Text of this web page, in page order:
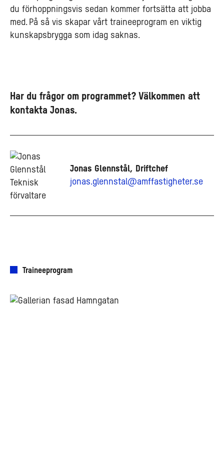
du förhoppningsvis sedan kommer fortsätta att jobba
med. På så vis skapar vårt traineeprogram en viktig
kunskapsbrygga som idag saknas.
Har du frågor om programmet? Välkommen att
kontakta Jonas.
Jonas Glennstål, Driftchef
jonas.glennstal@amffastigheter.se
Traineeprogram
Om